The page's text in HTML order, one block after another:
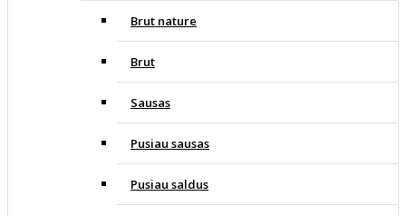
Brut nature
Brut
Sausas
Pusiau sausas
Pusiau saldus